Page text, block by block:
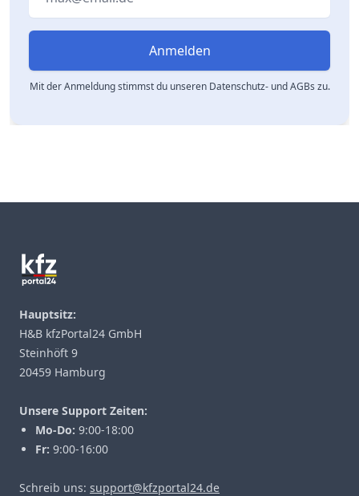
Anmelden
Mit der Anmeldung stimmst du unseren Datenschutz- und AGBs zu.
Hauptsitz:
H&B kfzPortal24 GmbH
Steinhöft 9
20459 Hamburg
Unsere Support Zeiten:
Mo-Do: 9:00-18:00
Fr: 9:00-16:00
Schreib uns: support@kfzportal24.de